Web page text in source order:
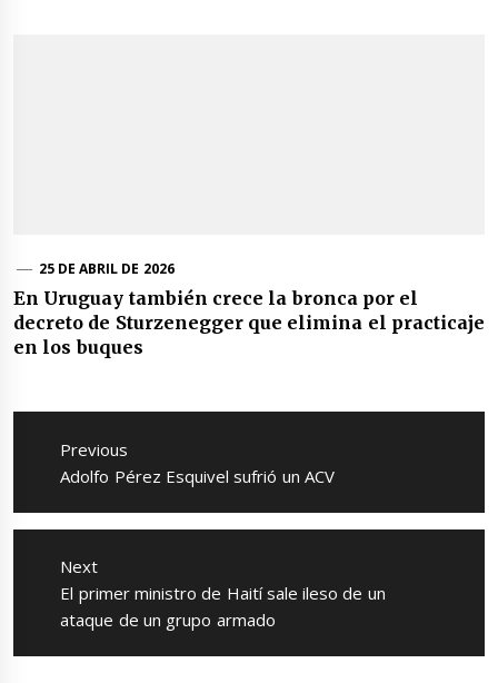
25 DE ABRIL DE 2026
En Uruguay también crece la bronca por el
decreto de Sturzenegger que elimina el practicaje
en los buques
Navegación
entradas
Previous
Previous
Adolfo Pérez Esquivel sufrió un ACV
Next
Next
post:
El primer ministro de Haití sale ileso de un
ataque de un grupo armado